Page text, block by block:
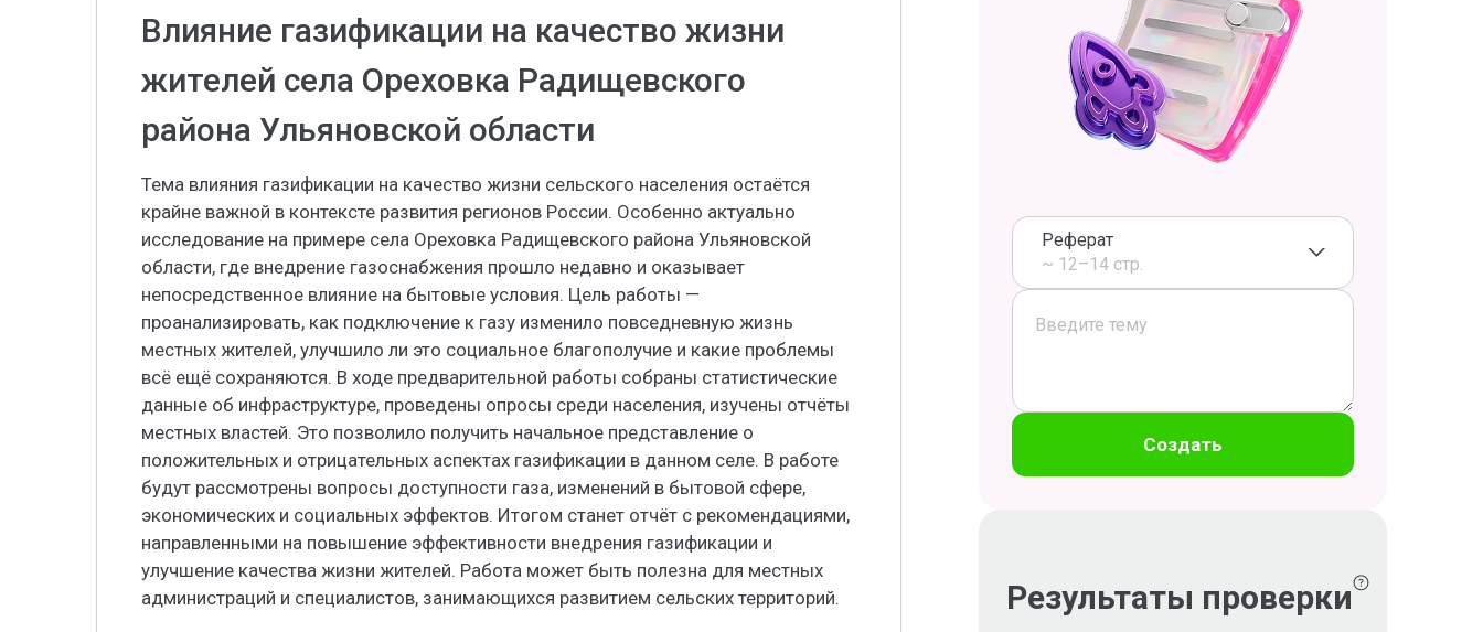
Влияние газификации на качество жизни
жителей села Ореховка Радищевского
района Ульяновской области
Тема влияния газификации на качество жизни сельского населения остаётся
крайне важной в контексте развития регионов России. Особенно актуально
исследование на примере села Ореховка Радищевского района Ульяновской
области, где внедрение газоснабжения прошло недавно и оказывает
непосредственное влияние на бытовые условия. Цель работы —
проанализировать, как подключение к газу изменило повседневную жизнь
местных жителей, улучшило ли это социальное благополучие и какие проблемы
всё ещё сохраняются. В ходе предварительной работы собраны статистические
данные об инфраструктуре, проведены опросы среди населения, изучены отчёты
местных властей. Это позволило получить начальное представление о
положительных и отрицательных аспектах газификации в данном селе. В работе
будут рассмотрены вопросы доступности газа, изменений в бытовой сфере,
экономических и социальных эффектов. Итогом станет отчёт с рекомендациями,
направленными на повышение эффективности внедрения газификации и
улучшение качества жизни жителей. Работа может быть полезна для местных
администраций и специалистов, занимающихся развитием сельских территорий.
Реферат
~ 12–14 стр.
Создать
Результаты проверки